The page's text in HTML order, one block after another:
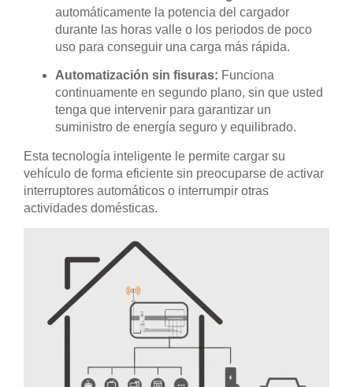
automáticamente la potencia del cargador
durante las horas valle o los periodos de poco
uso para conseguir una carga más rápida.
Automatización sin fisuras: Funciona
continuamente en segundo plano, sin que usted
tenga que intervenir para garantizar un
suministro de energía seguro y equilibrado.
Esta tecnología inteligente le permite cargar su
vehículo de forma eficiente sin preocuparse de activar
interruptores automáticos o interrumpir otras
actividades domésticas.